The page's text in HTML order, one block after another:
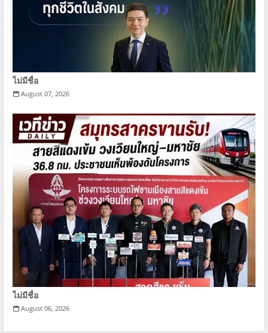
ไม่มีชื่อ
August 07, 2026
ไม่มีชื่อ
August 06, 2026